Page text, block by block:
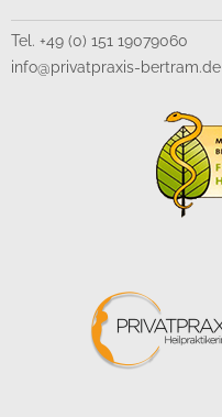
Tel. +49 (0) 151 19079060
info@privatpraxis-bertram.de